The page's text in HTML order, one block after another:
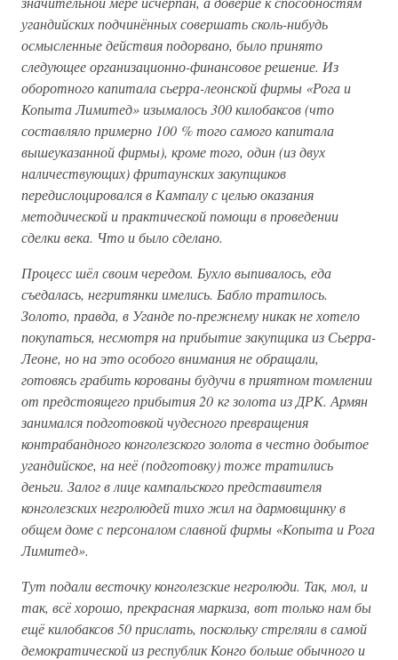
угандийских подчинённых совершать сколь-нибудь
осмысленные действия подорвано, было принято
следующее организационно-финансовое решение. Из
оборотного капитала сьерра-леонской фирмы «Рога и
Копыта Лимитед» изымалось 300 килобаксов (что
составляло примерно 100 % того самого капитала
вышеуказанной фирмы), кроме того, один (из двух
наличествующих) фритаунских закупщиков
передислоцировался в Кампалу с целью оказания
методической и практической помощи в проведении
сделки века. Что и было сделано.
Процесс шёл своим чередом. Бухло выпивалось, еда
съедалась, негритянки имелись. Бабло тратилось.
Золото, правда, в Уганде по-прежнему никак не хотело
покупаться, несмотря на прибытие закупщика из Сьерра-
Леоне, но на это особого внимания не обращали,
готовясь грабить корованы будучи в приятном томлении
от предстоящего прибытия 20 кг золота из ДРК. Армян
занимался подготовкой чудесного превращения
контрабандного конголезского золота в честно добытое
угандийское, на неё (подготовку) тоже тратились
деньги. Залог в лице кампальского представителя
конголезских негролюдей тихо жил на дармовщинку в
общем доме с персоналом славной фирмы «Копыта и Рога
Лимитед».
Тут подали весточку конголезские негролюди. Так, мол, и
так, всё хорошо, прекрасная маркиза, вот только нам бы
ещё килобаксов 50 прислать, поскольку стреляли в самой
демократической из республик Конго больше обычного и